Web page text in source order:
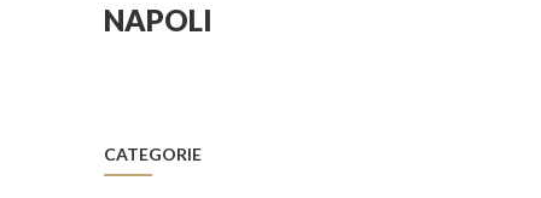
NAPOLI
CATEGORIE